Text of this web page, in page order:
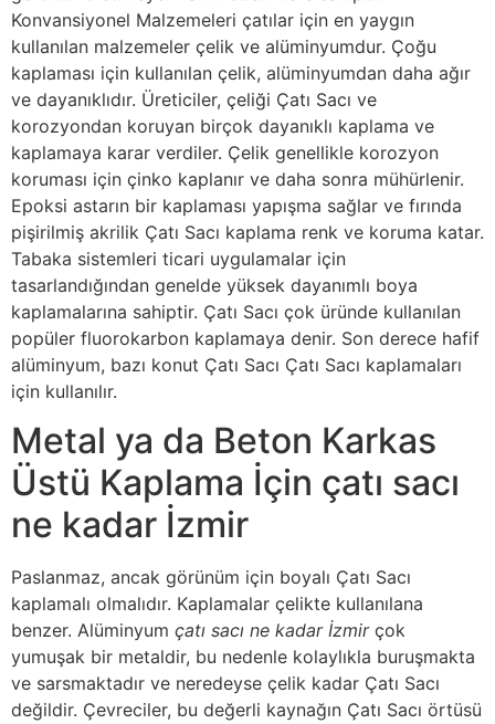
Konvansiyonel Malzemeleri çatılar için en yaygın
kullanılan malzemeler çelik ve alüminyumdur. Çoğu
kaplaması için kullanılan çelik, alüminyumdan daha ağır
ve dayanıklıdır. Üreticiler, çeliği Çatı Sacı ve
korozyondan koruyan birçok dayanıklı kaplama ve
kaplamaya karar verdiler. Çelik genellikle korozyon
koruması için çinko kaplanır ve daha sonra mühürlenir.
Epoksi astarın bir kaplaması yapışma sağlar ve fırında
pişirilmiş akrilik Çatı Sacı kaplama renk ve koruma katar.
Tabaka sistemleri ticari uygulamalar için
tasarlandığından genelde yüksek dayanımlı boya
kaplamalarına sahiptir. Çatı Sacı çok üründe kullanılan
popüler fluorokarbon kaplamaya denir. Son derece hafif
alüminyum, bazı konut Çatı Sacı Çatı Sacı kaplamaları
için kullanılır.
Metal ya da Beton Karkas
Üstü Kaplama İçin çatı sacı
ne kadar İzmir
Paslanmaz, ancak görünüm için boyalı Çatı Sacı
kaplamalı olmalıdır. Kaplamalar çelikte kullanılana
benzer. Alüminyum çatı sacı ne kadar İzmirçok
yumuşak bir metaldir, bu nedenle kolaylıkla buruşmakta
ve sarsmaktadır ve neredeyse çelik kadar Çatı Sacı
değildir. Çevreciler, bu değerli kaynağın Çatı Sacı örtüsü